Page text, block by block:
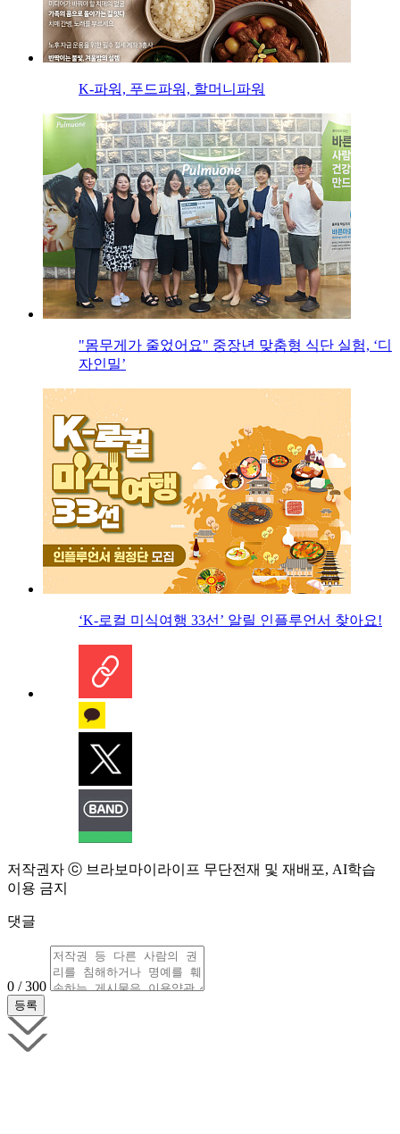
K-파워, 푸드파워, 할머니파워
"몸무게가 줄었어요" 중장년 맞춤형 식단 실험, ‘디
자인밀’
‘K-로컬 미식여행 33선’ 알릴 인플루언서 찾아요!
저작권자 ⓒ 브라보마이라이프 무단전재 및 재배포, AI학습
이용 금지
댓글
0 / 300